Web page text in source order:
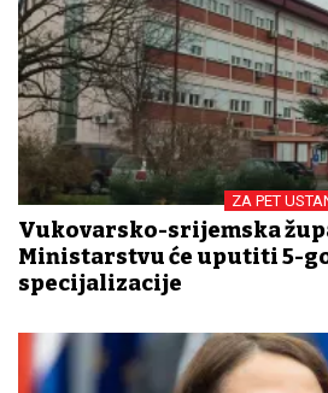
ZA PET
Vukovarsko-srijemska
Ministarstvu će uputiti 5-
specijalizacije